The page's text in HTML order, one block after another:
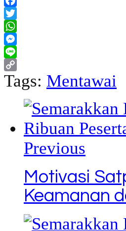
Facebook
Twitter
WhatsApp
Messenger
Line
Copy
Tags: Mentawai
Previous
Motivasi
Keamanan